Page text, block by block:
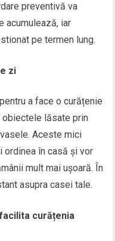
preventivă va
acumulează, iar
pe termen lung.
zi
a face o curățenie
obiectele lăsate prin
Aceste mici
ordinea în casă și vor
mult mai ușoară. În
asupra casei tale.
curățenia